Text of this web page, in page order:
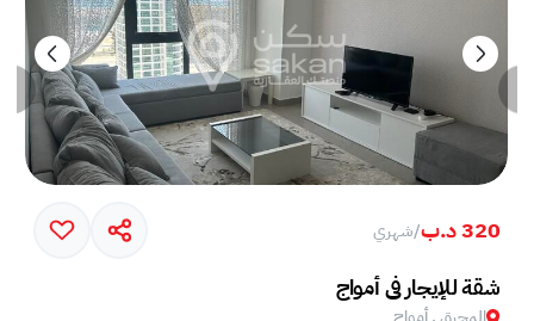
في جزيرة أمواج
320 د.ب /شهري
شقة للإيجار في أمواج